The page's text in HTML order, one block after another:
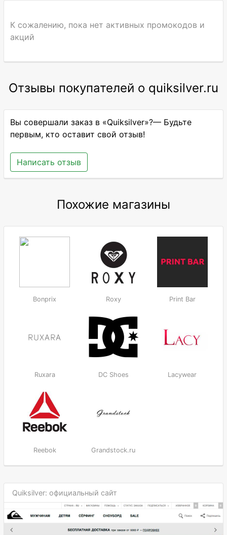
К сожалению, пока нет активных промокодов и
акций
Отзывы покупателей о quiksilver.ru
Вы совершали заказ в «Quiksilver»?— Будьте
первым, кто оставит свой отзыв!
Написать отзыв
Похожие магазины
Bonprix Roxy Print Bar
Ruxara DC Shoes Lacywear
Reebok Grandstock.ru
Quiksilver: официальный сайт